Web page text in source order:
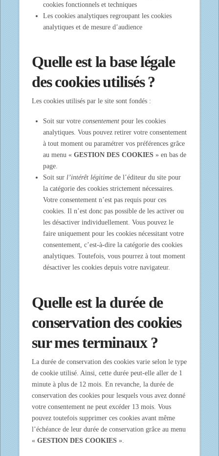
cookies fonctionnels et techniques
Les cookies analytiques regroupant les cookies
analytiques et de mesure d’audience
Quelle est la base légale
des cookies utilisés ?
Les cookies utilisés par le site sont fondés :
Soit sur votreconsentement pour les cookies
analytiques. Vous pouvez retirer votre consentement
à tout moment ou paramétrer vos préférences grâce
au menu «GESTION DES COOKIES » en bas de
page.
Soit surl’intérêt légitime de l’éditeur du site pour
la catégorie des cookies strictement nécessaires.
Votre consentement n’est pas requis pour ces
cookies. Il n’est donc pas possible de les activer ou
les désactiver individuellement. Vous pouvez le
faire uniquement pour les cookies nécessitant votre
consentement, c’est-à-dire la catégorie des cookies
analytiques. Toutefois, vous pourrez à tout moment
désactiver les cookies depuis votre navigateur.
Quelle est la durée de
conservation des cookies
sur mes terminaux ?
La durée de conservation des cookies varie selon le type
de cookie utilisé. Ainsi, cette durée peut-elle aller de 1
minute à plus de 12 mois. En revanche, la durée de
conservation des cookies pour lesquels vous avez donné
votre consentement ne peut excéder 13 mois. Vous
pouvez toutefois supprimer ces cookies avant même
l’échéance de leur durée de conservation grâce au menu
« GESTION DES COOKIES».